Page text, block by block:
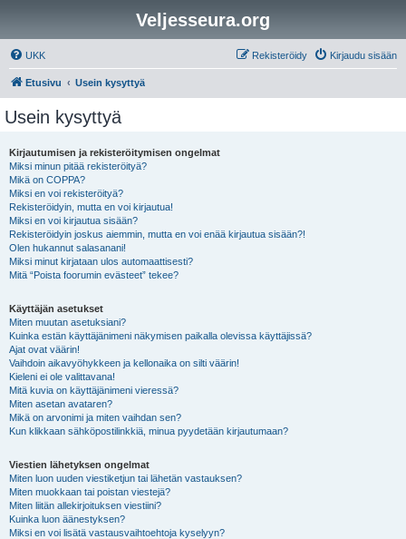
Veljesseura.org
UKK Kirjaudu sisään
Rekisteröidy
Etusivu Usein kysyttyä
Usein kysyttyä
Kirjautumisen ja rekisteröitymisen ongelmat
Miksi minun pitää rekisteröityä?
Mikä on COPPA?
Miksi en voi rekisteröityä?
Rekisteröidyin, mutta en voi kirjautua!
Miksi en voi kirjautua sisään?
Rekisteröidyin joskus aiemmin, mutta en voi enää kirjautua sisään?!
Olen hukannut salasanani!
Miksi minut kirjataan ulos automaattisesti?
Mitä “Poista foorumin evästeet” tekee?
Käyttäjän asetukset
Miten muutan asetuksiani?
Kuinka estän käyttäjänimeni näkymisen paikalla olevissa käyttäjissä?
Ajat ovat väärin!
Vaihdoin aikavyöhykkeen ja kellonaika on silti väärin!
Kieleni ei ole valittavana!
Mitä kuvia on käyttäjänimeni vieressä?
Miten asetan avataren?
Mikä on arvonimi ja miten vaihdan sen?
Kun klikkaan sähköpostilinkkiä, minua pyydetään kirjautumaan?
Viestien lähetyksen ongelmat
Miten luon uuden viestiketjun tai lähetän vastauksen?
Miten muokkaan tai poistan viestejä?
Miten liitän allekirjoituksen viestiini?
Kuinka luon äänestyksen?
Miksi en voi lisätä vastausvaihtoehtoja kyselyyn?